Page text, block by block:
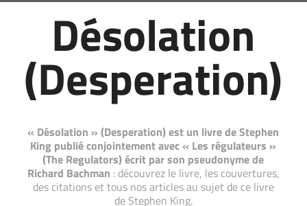
Désolation
(Desperation)
« Désolation » (Desperation) est un livre de Stephen
King publié conjointement avec « Les régulateurs »
(The Regulators) écrit par son pseudonyme de
Richard Bachman : découvrez le livre, les couvertures,
des citations et tous nos articles au sujet de ce livre
de Stephen King.